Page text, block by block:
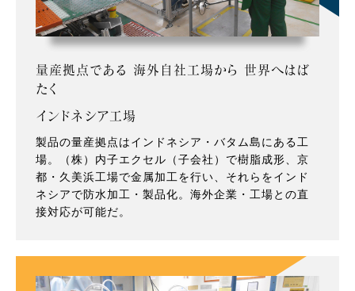
量産拠点である 海外自社工場から 世界へはば
たく
インドネシア工場
製品の量産拠点はインドネシア・バタム島にある工
場。（株）内子エクセル（子会社）で樹脂成形、京
都・久美浜工場で金属加工を行い、それらをインド
ネシアで防水加工・製品化。海外企業・工場との直
接対応が可能だ。